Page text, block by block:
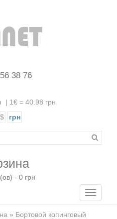
38 76
| 1€ = 40.98 грн
$ грн
- 0 грн
Toggle
» Бортовой копинговый